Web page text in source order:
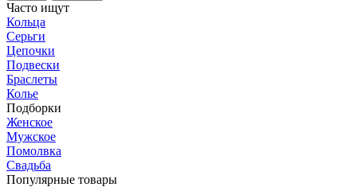
Часто ищут
Кольца
Серьги
Цепочки
Подвески
Браслеты
Колье
Подборки
Женское
Мужское
Помолвка
Свадьба
Популярные товары